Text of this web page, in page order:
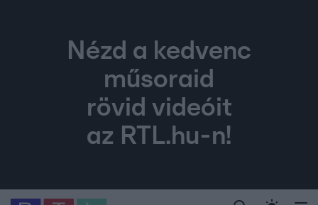
Nézd a kedvenc
műsoraid
rövid videóit
az RTL.hu-n!